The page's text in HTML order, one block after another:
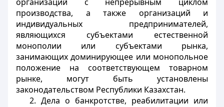
производства, а также организаций и
индивидуальных предпринимателей,
являющихся субъектами естественной
монополии или субъектами рынка,
занимающих доминирующее или монопольное
положение на соответствующем товарном
рынке, могут быть установлены
законодательством Республики Казахстан.
2. Дела о банкротстве, реабилитации или